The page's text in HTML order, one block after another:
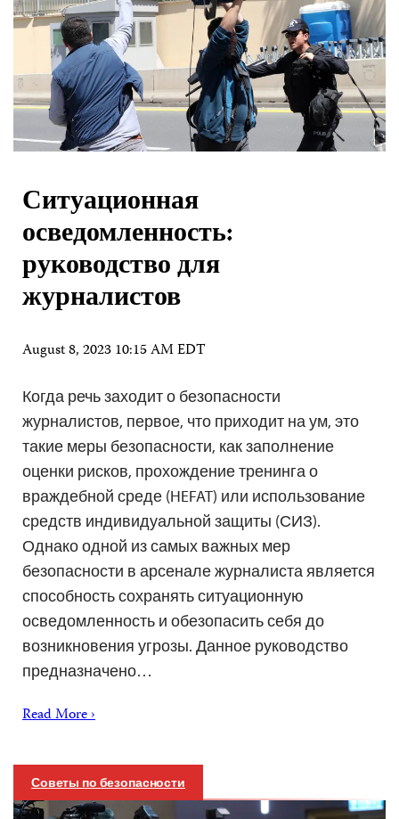
Ситуационная
осведомленность:
руководство для
журналистов
August 8, 2023 10:15 AM EDT
Когда речь заходит о безопасности
журналистов, первое, что приходит на ум, это
такие меры безопасности, как заполнение
оценки рисков, прохождение тренинга о
враждебной среде (HEFAT) или использование
средств индивидуальной защиты (СИЗ).
Однако одной из самых важных мер
безопасности в арсенале журналиста является
способность сохранять ситуационную
осведомленность и обезопасить себя до
возникновения угрозы. Данное руководство
предназначено…
Read More ›
Советы по безопасности